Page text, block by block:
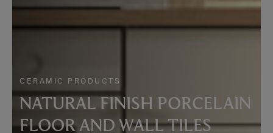
CERAMIC PRODUCTS
NATURAL FINISH PORCELAIN
FLOOR AND WALL TILES